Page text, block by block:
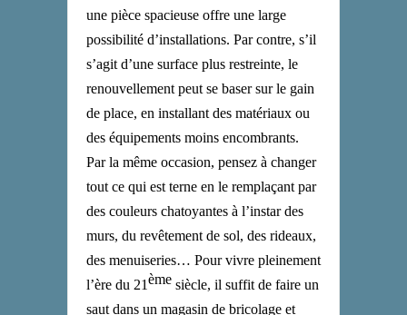
une pièce spacieuse offre une large
possibilité d’installations. Par contre, s’il
s’agit d’une surface plus restreinte, le
renouvellement peut se baser sur le gain
de place, en installant des matériaux ou
des équipements moins encombrants.
Par la même occasion, pensez à changer
tout ce qui est terne en le remplaçant par
des couleurs chatoyantes à l’instar des
murs, du revêtement de sol, des rideaux,
des menuiseries… Pour vivre pleinement
l’ère du 21ème siècle, il suffit de faire un
saut dans un magasin de bricolage et